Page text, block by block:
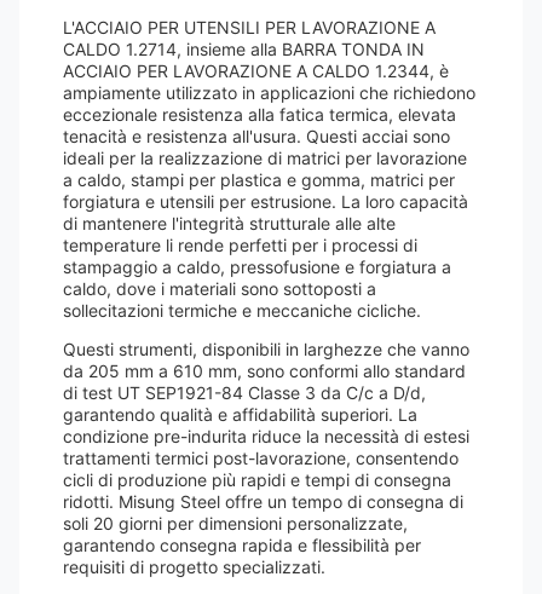
L'ACCIAIO PER UTENSILI PER LAVORAZIONE A
CALDO 1.2714, insieme alla BARRA TONDA IN
ACCIAIO PER LAVORAZIONE A CALDO 1.2344, è
ampiamente utilizzato in applicazioni che richiedono
eccezionale resistenza alla fatica termica, elevata
tenacità e resistenza all'usura. Questi acciai sono
ideali per la realizzazione di matrici per lavorazione
a caldo, stampi per plastica e gomma, matrici per
forgiatura e utensili per estrusione. La loro capacità
di mantenere l'integrità strutturale alle alte
temperature li rende perfetti per i processi di
stampaggio a caldo, pressofusione e forgiatura a
caldo, dove i materiali sono sottoposti a
sollecitazioni termiche e meccaniche cicliche.
Questi strumenti, disponibili in larghezze che vanno
da 205 mm a 610 mm, sono conformi allo standard
di test UT SEP1921-84 Classe 3 da C/c a D/d,
garantendo qualità e affidabilità superiori. La
condizione pre-indurita riduce la necessità di estesi
trattamenti termici post-lavorazione, consentendo
cicli di produzione più rapidi e tempi di consegna
ridotti. Misung Steel offre un tempo di consegna di
soli 20 giorni per dimensioni personalizzate,
garantendo consegna rapida e flessibilità per
requisiti di progetto specializzati.